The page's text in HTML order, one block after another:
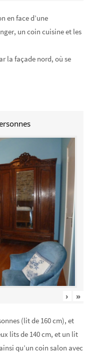
en face d’une
un coin cuisine et les
la façade nord, où se
› »
(lit de 160 cm), et
lits de 140 cm, et un lit
qu’un coin salon avec